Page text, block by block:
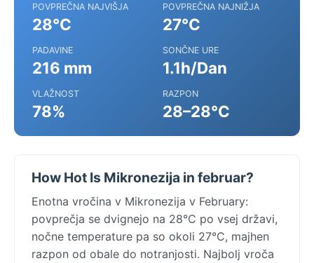
POVPREČNA NAJVIŠJA
28°C
POVPREČNA NAJNIŽJA
27°C
PADAVINE
216 mm
SONČNE URE
1.1h/Dan
VLAŽNOST
78%
RAZPON
28–28°C
How Hot Is Mikronezija in februar?
Enotna vročina v Mikronezija v February:
povprečja se dvignejo na 28°C po vsej državi,
nočne temperature pa so okoli 27°C, majhen
razpon od obale do notranjosti. Najbolj vroča